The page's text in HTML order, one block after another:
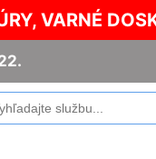
VARNÉ
.